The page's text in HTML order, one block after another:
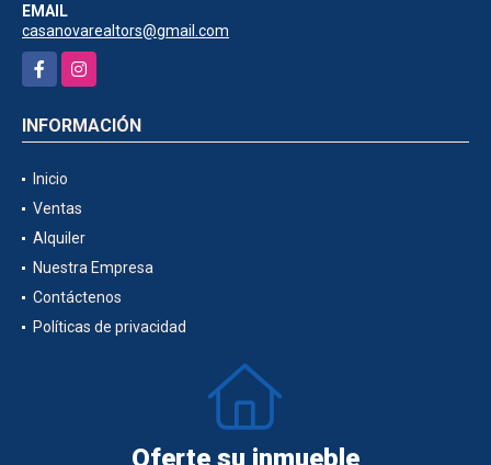
EMAIL
casanovarealtors@gmail.com
FacebookInstagram
INFORMACIÓN
Inicio
Ventas
Alquiler
Nuestra Empresa
Contáctenos
Políticas de privacidad
Oferte su inmueble